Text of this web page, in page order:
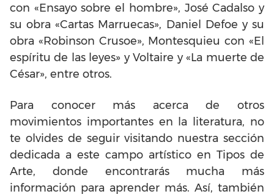
con «Ensayo sobre el hombre», José Cadalso y
su obra «Cartas Marruecas», Daniel Defoe y su
obra «Robinson Crusoe», Montesquieu con «El
espíritu de las leyes» y Voltaire y «La muerte de
César», entre otros.
Para conocer más acerca de otros
movimientos importantes en la literatura, no
te olvides de seguir visitando nuestra sección
dedicada a este campo artístico en Tipos de
Arte, donde encontrarás mucha más
información para aprender más. Así, también